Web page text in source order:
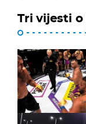
Tri vijesti